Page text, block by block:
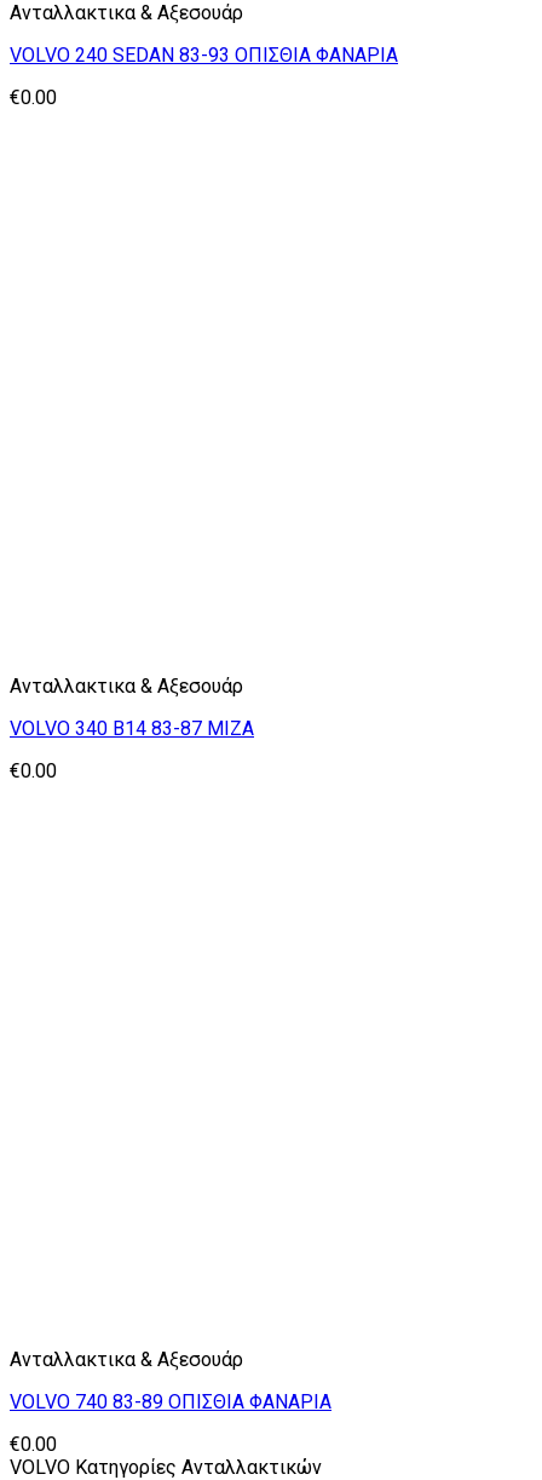
Ανταλλακτικα & Αξεσουάρ
VOLVO 240 SEDAN 83-93 ΟΠΙΣΘΙΑ ΦΑΝΑΡΙΑ
€0.00
Ανταλλακτικα & Αξεσουάρ
VOLVO 340 B14 83-87 ΜΙΖΑ
€0.00
Ανταλλακτικα & Αξεσουάρ
VOLVO 740 83-89 ΟΠΙΣΘΙΑ ΦΑΝΑΡΙΑ
€0.00
VOLVO Κατηγορίες Ανταλλακτικών